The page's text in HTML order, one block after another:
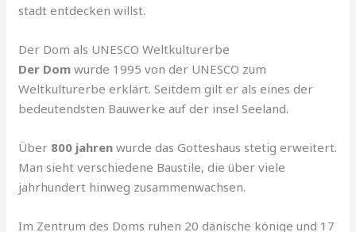
stadt entdecken willst.
Der Dom als UNESCO Weltkulturerbe
Der Dom wurde 1995 von der UNESCO zum
Weltkulturerbe erklärt. Seitdem gilt er als eines der
bedeutendsten Bauwerke auf der insel Seeland.
Über 800 jahren wurde das Gotteshaus stetig erweitert.
Man sieht verschiedene Baustile, die über viele
jahrhundert hinweg zusammenwachsen.
Im Zentrum des Doms ruhen 20 dänische könige und 17